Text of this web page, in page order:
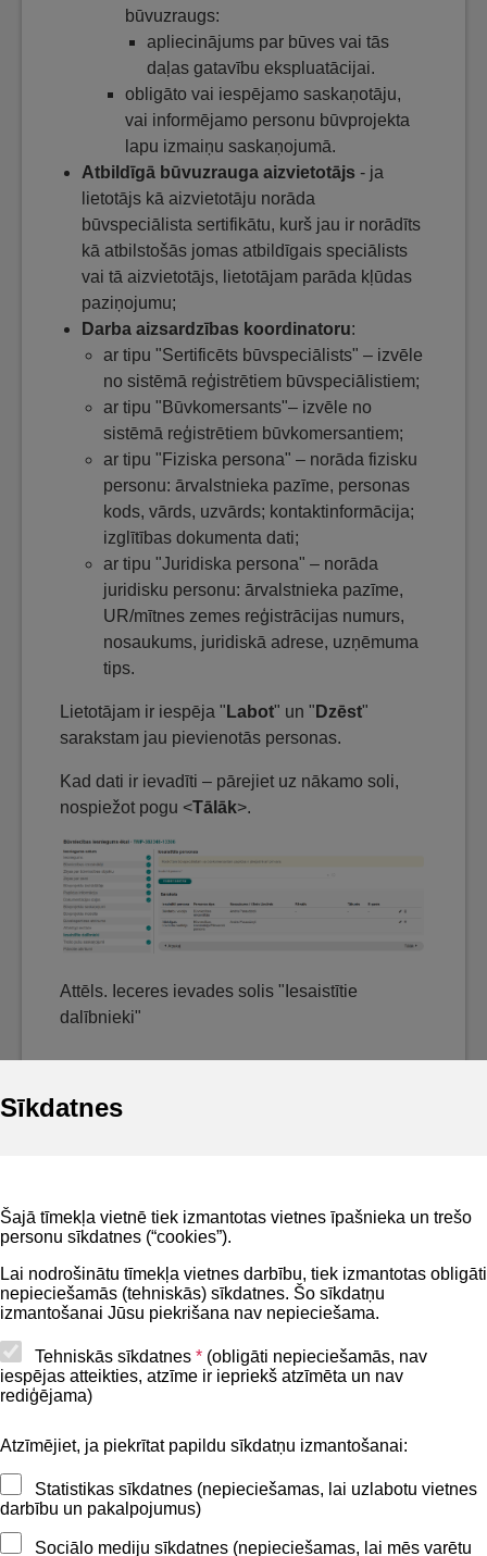
Sīkdatnes
Šajā tīmekļa vietnē tiek izmantotas vietnes īpašnieka un trešo
personu sīkdatnes (“cookies”).
Lai nodrošinātu tīmekļa vietnes darbību, tiek izmantotas obligāti
nepieciešamās (tehniskās) sīkdatnes. Šo sīkdatņu
izmantošanai Jūsu piekrišana nav nepieciešama.
Tehniskās sīkdatnes * (obligāti nepieciešamās, nav
iespējas atteikties, atzīme ir iepriekš atzīmēta un nav
rediģējama)
Atzīmējiet, ja piekrītat papildu sīkdatņu izmantošanai:
Statistikas sīkdatnes (nepieciešamas, lai uzlabotu vietnes
darbību un pakalpojumus)
Sociālo mediju sīkdatnes (nepieciešamas, lai mēs varētu
būvuzraugs:
apliecinājums par būves vai tās
daļas gatavību ekspluatācijai.
obligāto vai iespējamo saskaņotāju,
vai informējamo personu būvprojekta
lapu izmaiņu saskaņojumā.
Atbildīgā būvuzrauga aizvietotājs - ja
lietotājs kā aizvietotāju norāda
būvspeciālista sertifikātu, kurš jau ir norādīts
kā atbilstošās jomas atbildīgais speciālists
vai tā aizvietotājs, lietotājam parāda kļūdas
paziņojumu;
Darba aizsardzības koordinatoru:
ar tipu "Sertificēts būvspeciālists" – izvēle
no sistēmā reģistrētiem būvspeciālistiem;
ar tipu "Būvkomersants"– izvēle no
sistēmā reģistrētiem būvkomersantiem;
ar tipu "Fiziska persona" – norāda fizisku
personu: ārvalstnieka pazīme, personas
kods, vārds, uzvārds; kontaktinformācija;
izglītības dokumenta dati;
ar tipu "Juridiska persona" – norāda
juridisku personu: ārvalstnieka pazīme,
UR/mītnes zemes reģistrācijas numurs,
nosaukums, juridiskā adrese, uzņēmuma
tips.
Lietotājam ir iespēja " Labot" un " Dzēst"
sarakstam jau pievienotās personas.
Kad dati ir ievadīti – pārejiet uz nākamo soli,
nospiežot pogu <Tālāk>.
Attēls. Ieceres ievades solis "Iesaistītie
dalībnieki"
Privātuma politika
Lapas karte
Piekļūstamības paziņojums
Kontakti
BIS atbalsta dienesta tālrunis: